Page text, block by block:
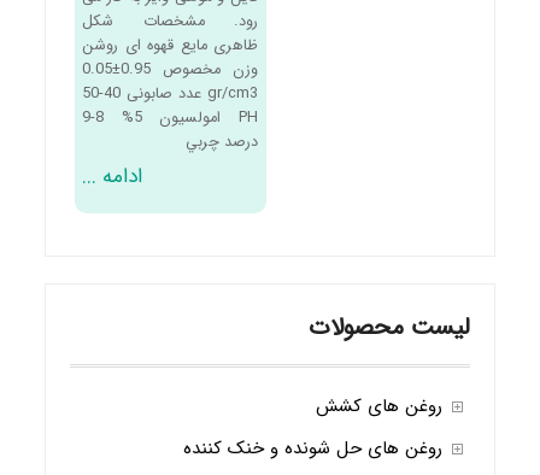
رود. مشخصات شکل
ظاهری مایع قهوه ای روشن
وزن مخصوص 0.95±0.05
gr/cm3 عدد صابونی 40-50
PH امولسیون 5% 8-9
درصد چربي
ادامه ...
لیست محصولات
روغن های کشش
روغن های حل شونده و خنک کننده